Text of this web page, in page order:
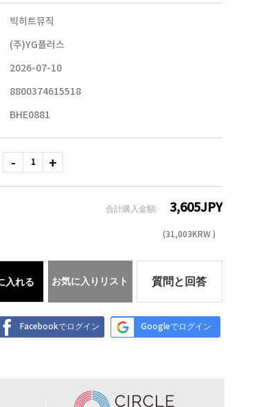
빅히트뮤직
(주)YG플러스
2026-07-10
8800374615518
BHE0881
合計購入金額: 3,605JPY
(31,003 KRW )
入れる お気に入りリスト 質問と回答
Facebookでログイン Googleでログイン